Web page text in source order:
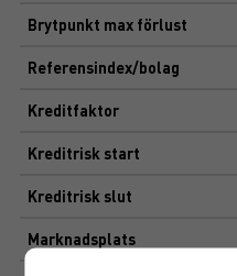
Brytpunkt max förlust
Referensindex/bolag
Kreditfaktor
Kreditrisk start
Kreditrisk slut
Marknadsplats